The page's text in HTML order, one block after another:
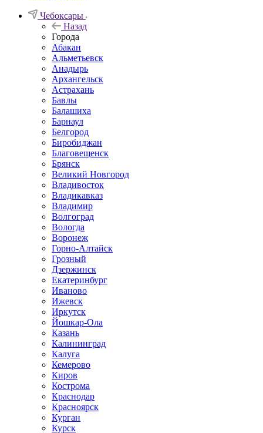
Чебоксары
Назад
Города
Абакан
Альметьевск
Анадырь
Архангельск
Астрахань
Бавлы
Балашиха
Барнаул
Белгород
Биробиджан
Благовещенск
Брянск
Великий Новгород
Владивосток
Владикавказ
Владимир
Волгоград
Вологда
Воронеж
Горно-Алтайск
Грозный
Дзержинск
Екатеринбург
Иваново
Ижевск
Иркутск
Йошкар-Ола
Казань
Калининград
Калуга
Кемерово
Киров
Кострома
Краснодар
Красноярск
Курган
Курск